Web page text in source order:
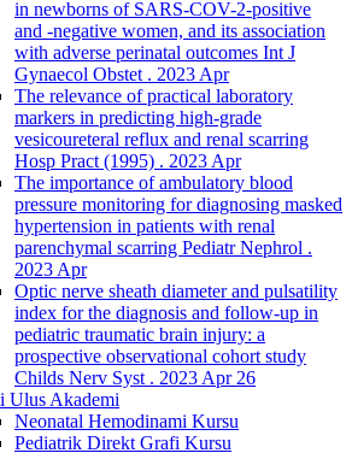
in newborns of SARS-COV-2-positive
and -negative women, and its association
with adverse perinatal outcomes Int J
Gynaecol Obstet . 2023 Apr
The relevance of practical laboratory
markers in predicting high-grade
vesicoureteral reflux and renal scarring
Hosp Pract (1995) . 2023 Apr
The importance of ambulatory blood
pressure monitoring for diagnosing masked
hypertension in patients with renal
parenchymal scarring Pediatr Nephrol .
2023 Apr
Optic nerve sheath diameter and pulsatility
index for the diagnosis and follow-up in
pediatric traumatic brain injury: a
prospective observational cohort study
Childs Nerv Syst . 2023 Apr 26
Ulus Akademi
Neonatal Hemodinami Kursu
Pediatrik Direkt Grafi Kursu